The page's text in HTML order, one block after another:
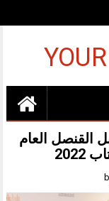
القنصل العام